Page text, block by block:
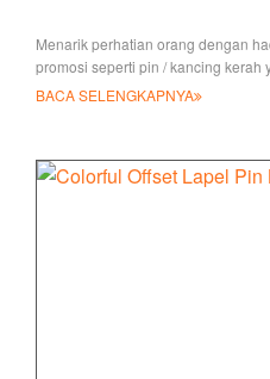
Menarik perhatian orang dengan
promosi seperti pin / kancing kerah
merek Anda harus diidentifikasi
BACA SELENGKAPNYA